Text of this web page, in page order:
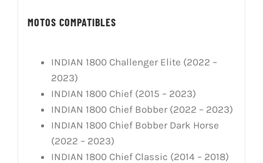
MOTOS COMPATIBLES
INDIAN 1800 Challenger Elite (2022 –
2023)
INDIAN 1800 Chief (2015 – 2023)
INDIAN 1800 Chief Bobber (2022 – 2023)
INDIAN 1800 Chief Bobber Dark Horse
(2022 – 2023)
INDIAN 1800 Chief Classic (2014 – 2018)